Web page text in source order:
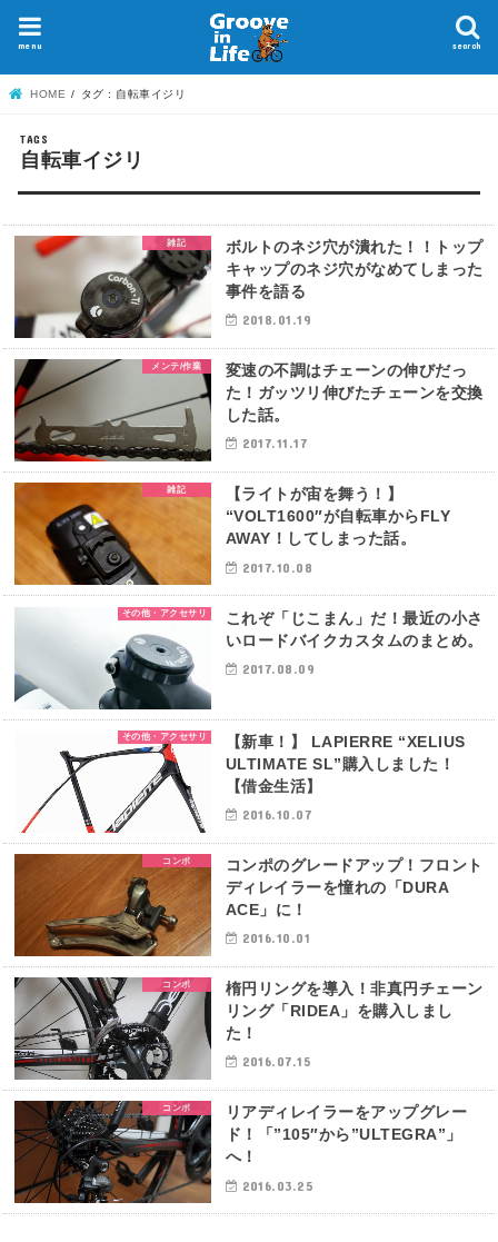
search
menu
HOME タグ : 自転車イジリ
自転車イジリ
雑記
ボルトのネジ穴が潰れた！！トップ
キャップのネジ穴がなめてしまった
事件を語る
2018.01.19
メンテ/作業
変速の不調はチェーンの伸びだっ
た！ガッツリ伸びたチェーンを交換
した話。
2017.11.17
雑記
【ライトが宙を舞う！】
“VOLT1600″が自転車からFLY
AWAY！してしまった話。
2017.10.08
その他・アクセサリ
これぞ「じこまん」だ！最近の小さ
いロードバイクカスタムのまとめ。
2017.08.09
その他・アクセサリ
【新車！】 LAPIERRE “XELIUS
ULTIMATE SL”購入しました！
【借金生活】
2016.10.07
コンポ
コンポのグレードアップ！フロント
ディレイラーを憧れの「DURA
ACE」に！
2016.10.01
コンポ
楕円リングを導入！非真円チェーン
リング「RIDEA」を購入しまし
た！
2016.07.15
コンポ
リアディレイラーをアップグレー
ド！「”105″から”ULTEGRA”」
へ！
2016.03.25